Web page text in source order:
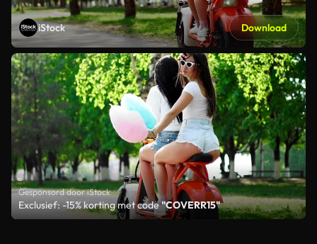
iStock Download
Gesponsord door iStock
Exclusief: -15% korting met code"COVERR15"